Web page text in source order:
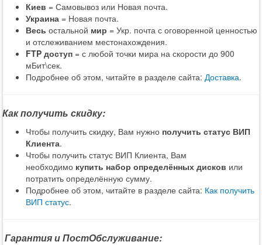
Киев = Самовывоз или Новая почта.
Украина = Новая почта.
Весь остальной мир = Укр. почта с оговоренной ценностью
и отслеживанием местонахождения.
FTP доступ = с любой точки мира на скорости до 900
мБит\сек.
Подробнее об этом, читайте в разделе сайта: Доставка.
Как получить скидку:
Чтобы получить скидку, Вам нужно получить статус ВИП
Клиента.
Чтобы получить статус ВИП Клиента, Вам
необходимо купить набор определённых дисков или
потратить определённую сумму.
Подробнее об этом, читайте в разделе сайта: Как получить
ВИП статус.
Гарантия и ПостОбслуживание: